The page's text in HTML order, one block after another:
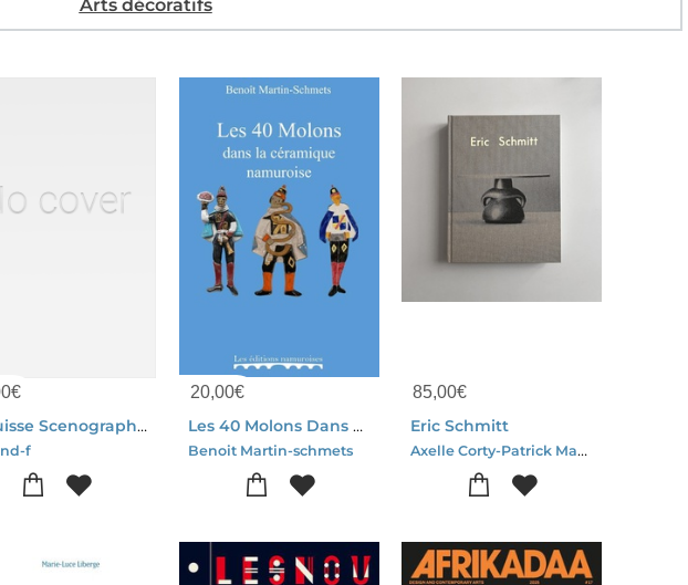
Arts décoratifs
€
Esquisse Scenographique Et Historique De L'eglise St-pierre D'aire-sur-la-lys
f
20,00€
Les 40 Molons Dans La Ceramique Namuroise
Benoit Martin-schmets
85,00€
Eric Schmitt
Axelle Corty-Patrick Mauries